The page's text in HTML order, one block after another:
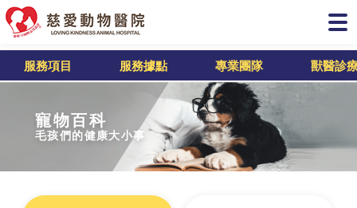
服務項目 服務據點 專業團隊 獸醫診
寵物百科
毛孩們的健康大小事